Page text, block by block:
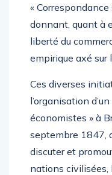
«
donnant, quant à
liberté du
empirique axé sur
Ces diverses
l’organisation
économistes » à
septembre 1847,
discuter et
nations civilisées,